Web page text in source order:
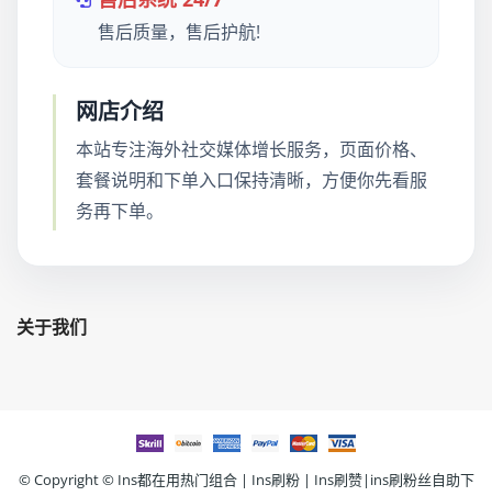
售后质量，售后护航!
网店介绍
本站专注海外社交媒体增长服务，页面价格、
套餐说明和下单入口保持清晰，方便你先看服
务再下单。
关于我们
© Copyright © Ins都在用热门组合 | Ins刷粉 | Ins刷赞|ins刷粉丝自助下